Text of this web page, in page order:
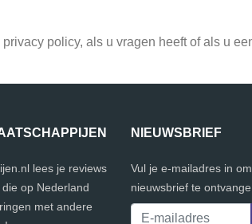
policy, als u vragen heeft of als u
lees je reviews
op Nederland
met andere
NIEUWSBRIEF
Vul je e-mailadres in
nieuwsbrief te